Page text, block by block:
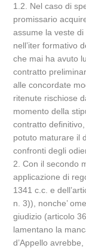
1.2. Nel caso di
promissario
assume la veste
nell’iter formativo
che mai ha avuto
contratto
alle concordate
ritenute rischiose
momento della
contratto
potuto maturare il
confronti degli
2. Con il secondo
applicazione di
1341 c.c. e
n. 3)), nonche’
giudizio (articolo
lamentano la
d’Appello